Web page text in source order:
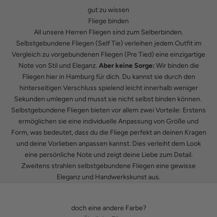
gut zu wissen
Fliege binden
All unsere Herren Fliegen sind zum Selberbinden.
Selbstgebundene Fliegen (Self Tie) verleihen jedem Outfit im
Vergleich zu vorgebundenen Fliegen (Pre Tied) eine einzigartige
Note von Stil und Eleganz. Aber keine Sorge: Wir binden die
Fliegen hier in Hamburg für dich. Du kannst sie durch den
hinterseitigen Verschluss spielend leicht innerhalb weniger
Sekunden umlegen und musst sie nicht selbst binden können.
Selbstgebundene Fliegen bieten vor allem zwei Vorteile: Erstens
ermöglichen sie eine individuelle Anpassung von Größe und
Form, was bedeutet, dass du die Fliege perfekt an deinen Kragen
und deine Vorlieben anpassen kannst. Dies verleiht dem Look
eine persönliche Note und zeigt deine Liebe zum Detail.
Zweitens strahlen selbstgebundene Fliegen eine gewisse
Eleganz und Handwerkskunst aus.
doch eine andere Farbe?